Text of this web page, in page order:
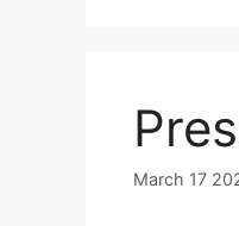
March 17